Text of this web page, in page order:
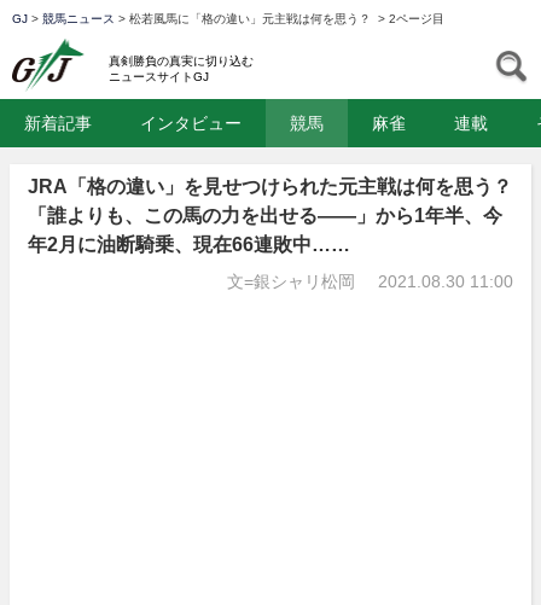
GJ > 競馬ニュース > 松若風馬に「格の違い」元主戦は何を思う？ > 2ページ目
真剣勝負の真実に切り込む
ニュースサイトGJ
新着記事 インタビュー 競馬 麻雀 連載
JRA「格の違い」を見せつけられた元主戦は何を思う？
「誰よりも、この馬の力を出せる――」から1年半、今
年2月に油断騎乗、現在66連敗中……
文=銀シャリ松岡 2021.08.30 11:00